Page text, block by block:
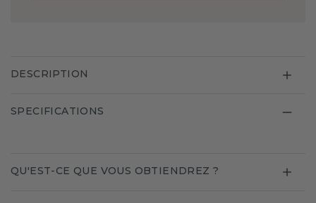
DESCRIPTION
SPECIFICATIONS
QU'EST-CE QUE VOUS OBTIENDREZ ?